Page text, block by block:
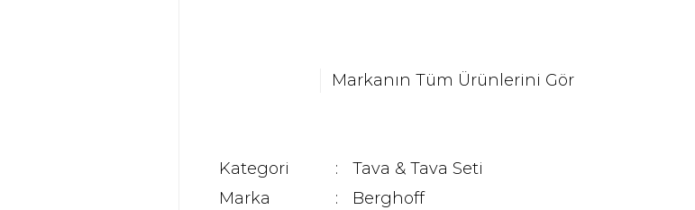
Markanın Tüm Ürünlerini Gör
Kategori
Tava & Tava Seti
Marka
Berghoff